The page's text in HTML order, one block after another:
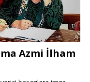
Azmi İlham